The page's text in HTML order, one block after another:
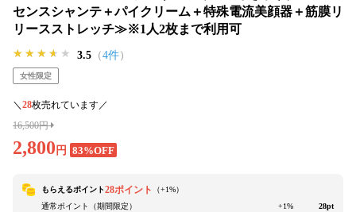
センスシャンテ＋パイクリーム＋特殊電流美顔器＋筋膜リ
リースストレッチ≫※1人2枚まで利用可
★★★★★
★★★★★
★★★★★ 3.5 （4件）
女性限定
＼ 28枚売れています／
16,500円
2,800 円 83%OFF
もらえるポイント28ポイント （+1%）
通常ポイント（期間限定）
+1% 28pt